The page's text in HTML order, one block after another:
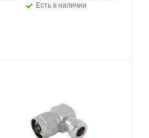
Есть в наличии